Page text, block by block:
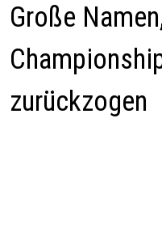
Große
zurückzogen